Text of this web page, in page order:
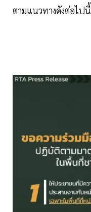
ตามแนวทางดังต่อไปนี้